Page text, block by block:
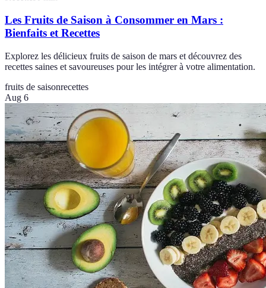
Les Fruits de Saison à Consommer en Mars :
Bienfaits et Recettes
Explorez les délicieux fruits de saison de mars et découvrez des
recettes saines et savoureuses pour les intégrer à votre alimentation.
fruits de saisonrecettes
Aug 6